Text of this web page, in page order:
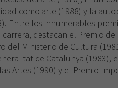
como arte (1988) y la
Entre los innumerables
destacan el Premio de
del Ministerio de Cultura
de Catalunya (1983),
Artes (1990) y el Premio